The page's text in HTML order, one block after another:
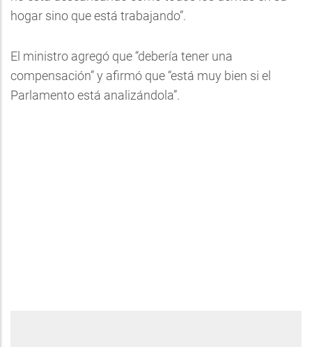
hogar sino que está trabajando”.
El ministro agregó que “debería tener una
compensación” y afirmó que “está muy bien si el
Parlamento está analizándola”.